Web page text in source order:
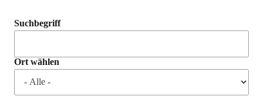
Suchbegriff
Ort wählen